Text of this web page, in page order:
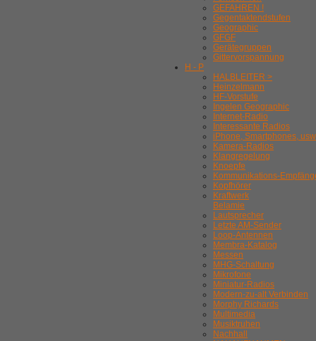
GEFAHREN !
Gegentaktendstufen
Geographic
GFGF
Gerätegruppen
Gittervorspannung
H - P
HALBLEITER >
Heinzelmann
HF-Vorstufe
Ingelen Geographic
Internet-Radio
Interessante Radios
iPhone, Smartphones,
Kamera-Radios
Klangregelung
Knoepfe
Kommunikations-
Kopfhörer
Kraftwerk
Belamie
Lautsprecher
Letzte AM-Sender
Loop-Antennen
Membra-Katalog
Messen
MHG-Schaltung
Mikrofone
Miniatur-Radios
Modern-zu-alt Verbinden
Morphy Richards
Multimedia
Musiktruhen
Nachhall